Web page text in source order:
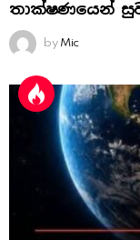
තාක්ෂණයෙන්
by Mic